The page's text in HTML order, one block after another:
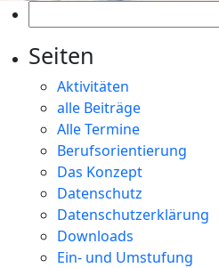
nach:
Seiten
Aktivitäten
alle Beiträge
Alle Termine
Berufsorientierung
Das Konzept
Datenschutz
Datenschutzerklärung
Downloads
Ein- und Umstufung